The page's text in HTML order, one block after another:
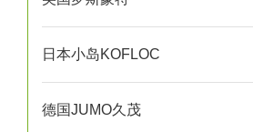
日本小岛KOFLOC
德国JUMO久茂